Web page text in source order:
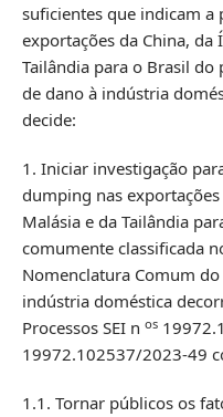
suficientes que indicam a
exportações da China, da
Tailândia para o Brasil
de dano à indústria
decide:
1. Iniciar investigação
dumping nas
Malásia e da Tailândia
comumente classificada
Nomenclatura Comum do
indústria doméstica
Processos SEI n os
19972.102537/2023-49
1.1. Tornar públicos os